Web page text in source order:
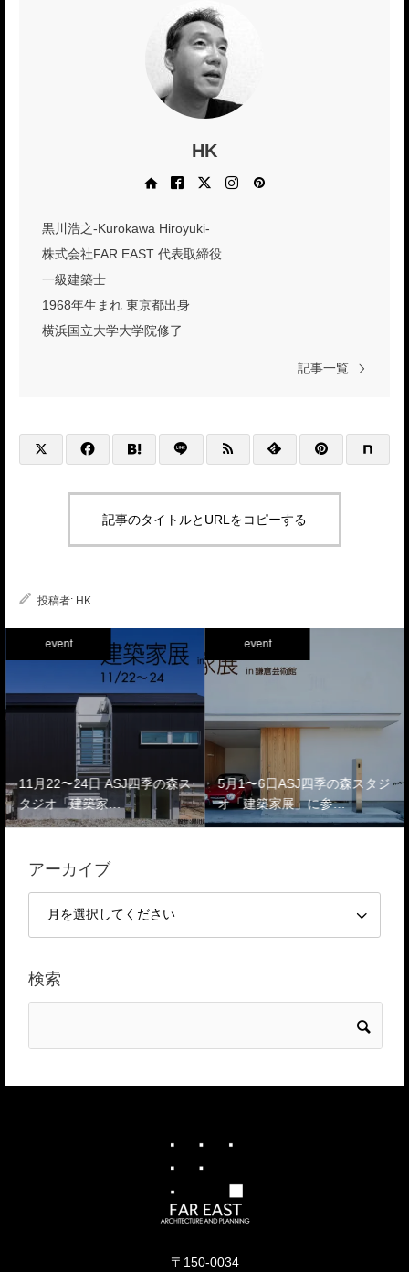
HK
InstagramPinterest
黒川浩之-Kurokawa Hiroyuki-
株式会社FAR EAST 代表取締役
一級建築士
1968年生まれ 東京都出身
横浜国立大学大学院修了
記事一覧
記事のタイトルとURLをコピーする
投稿者: HK
event
11月22〜24日 ASJ四季の森ス
タジオ「建築家…
event
5月1〜6日ASJ四季の森スタジ
オ「建築家展」に参…
アーカイブ
検索
〒150-0034